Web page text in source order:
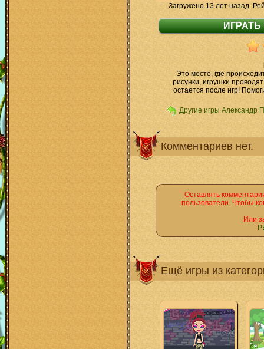
Загружено 13 лет назад.
Это место, где
рисунки, игрушки
остается после игр!
Другие игры Александр
Комментариев нет.
Оставлять
пользователи. Чтобы
Или
Ещё игры из